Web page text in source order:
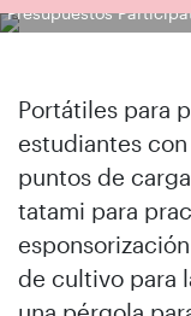
Presupuestos
Portátiles para
estudiantes
puntos de
tatami para
de cultivo para